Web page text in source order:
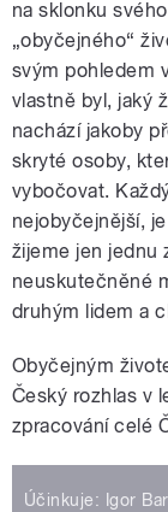
na sklonku
„obyčejného“
svým pohledem
vlastně byl, jaký
nachází jakoby
skryté osoby,
vybočovat.
nejobyčejnější,
žijeme jen jednu
neuskutečněné
druhým lidem a
Obyčejným
Český rozhlas v
zpracování celé
Účinkuje: Igor